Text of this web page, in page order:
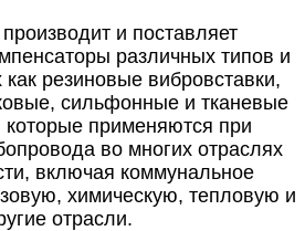
производит и поставляет
различных типов и
как резиновые вибровставки,
сильфонные и тканевые
которые применяются при
во многих отраслях
включая коммунальное
химическую, тепловую и
отрасли.